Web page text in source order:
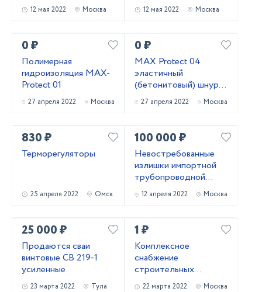
12 мая 2022 Москва 12 мая 2022 Москва
0 ₽
Полимерная
гидроизоляция MAX-
Protect 01
27 апреля 2022 Москва
0 ₽
MAX Protect 04
эластичный
(бетонитовый) шнур
(набухающий
профиль, гидрошнур)
27 апреля 2022 Москва
830 ₽
Терморегуляторы
25 апреля 2022 Омск
100 000 ₽
Невостребованные
излишки импортной
трубопроводной
запорной арматуры
12 апреля 2022 Москва
25 000 ₽
Продаются сваи
винтовые СВ 219-1
усиленные
23 марта 2022 Тула
1 ₽
Комплексное
снабжение
строительных
объектов
22 марта 2022 Москва